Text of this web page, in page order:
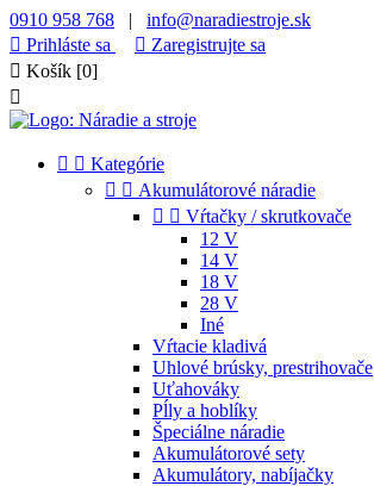
0910 958 768 | info@naradiestroje.sk
 Prihláste sa  Zaregistrujte sa
 Košík [0]

  Kategórie
  Akumulátorové náradie
  Vŕtačky / skrutkovače
12 V
14 V
18 V
28 V
Iné
Vŕtacie kladivá
Uhlové brúsky, prestrihovače
Uťahováky
Pĺly a hoblíky
Špeciálne náradie
Akumulátorové sety
Akumulátory, nabíjačky